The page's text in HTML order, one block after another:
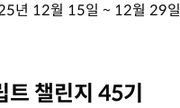
년 12월 15일 ~ 12월 29일
트 챌린지 45기